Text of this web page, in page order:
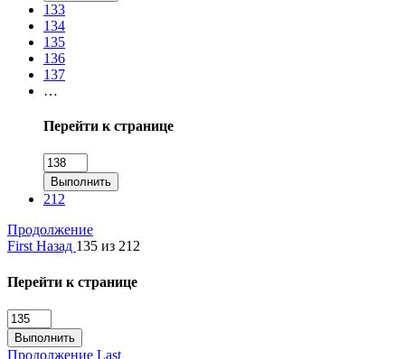
133
134
135
136
137
…
Перейти к странице
Выполнить
212
Продолжение
First Назад 135 из 212
Перейти к странице
Выполнить
Продолжение Last